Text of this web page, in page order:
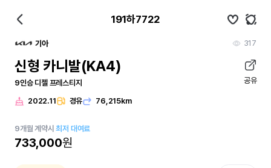
191하7722
기아 317
신형 카니발(KA4)
9인승 디젤 프레스티지 공유
2022.11 경유 76,215km
9개월 계약시최저 대여료
733,000원